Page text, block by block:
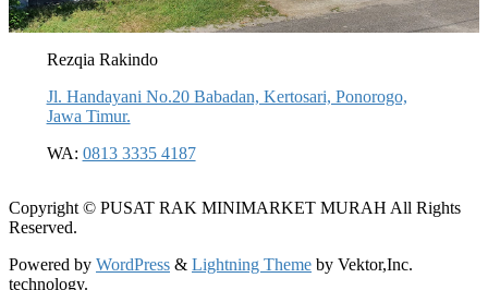
Rezqia Rakindo
Jl. Handayani No.20 Babadan, Kertosari, Ponorogo,
Jawa Timur.
WA: 0813 3335 4187
Copyright © PUSAT RAK MINIMARKET MURAH All Rights
Reserved.
Powered by WordPress & Lightning Theme by Vektor,Inc.
technology.